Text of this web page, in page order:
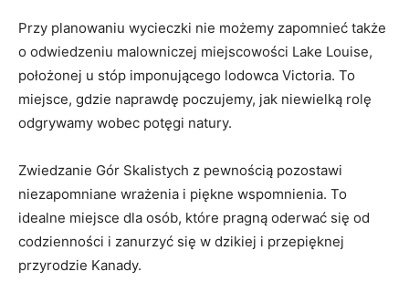
Przy planowaniu​ wycieczki ⁢nie możemy zapomnieć także
o‌ odwiedzeniu malowniczej miejscowości Lake ​Louise,
położonej u stóp imponującego lodowca Victoria. To
miejsce, gdzie naprawdę poczujemy, jak niewielką‍ rolę
odgrywamy wobec potęgi natury.
Zwiedzanie Gór Skalistych z pewnością pozostawi
niezapomniane wrażenia i piękne wspomnienia. To
idealne miejsce dla osób, które pragną oderwać⁤ się⁤ od
codzienności⁣ i zanurzyć się​ w dzikiej‍ i przepięknej
przyrodzie​ Kanady.